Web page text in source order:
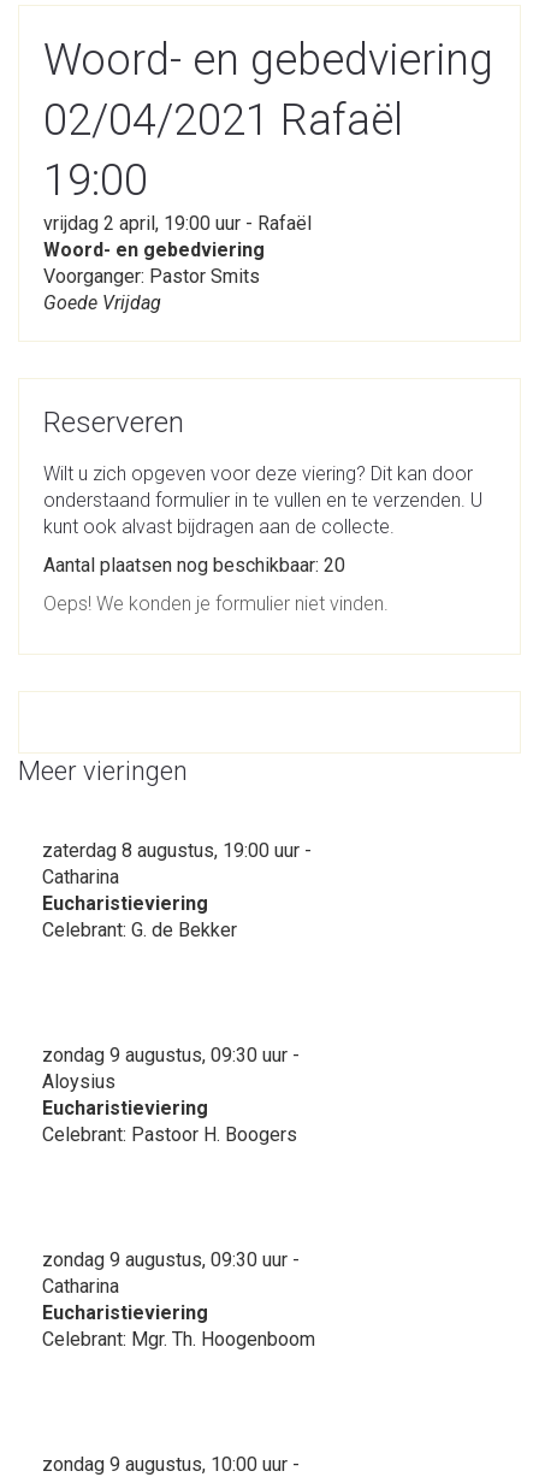
Woord- en gebedviering
02/04/2021 Rafaël
19:00
vrijdag 2 april, 19:00 uur - Rafaël
Woord- en gebedviering
Voorganger: Pastor Smits
Goede Vrijdag
Reserveren
Wilt u zich opgeven voor deze viering? Dit kan door
onderstaand formulier in te vullen en te verzenden. U
kunt ook alvast bijdragen aan de collecte.
Aantal plaatsen nog beschikbaar: 20
Oeps! We konden je formulier niet vinden.
Meer vieringen
zaterdag 8 augustus, 19:00 uur -
Catharina
Eucharistieviering
Celebrant: G. de Bekker
zondag 9 augustus, 09:30 uur -
Aloysius
Eucharistieviering
Celebrant: Pastoor H. Boogers
zondag 9 augustus, 09:30 uur -
Catharina
Eucharistieviering
Celebrant: Mgr. Th. Hoogenboom
zondag 9 augustus, 10:00 uur -